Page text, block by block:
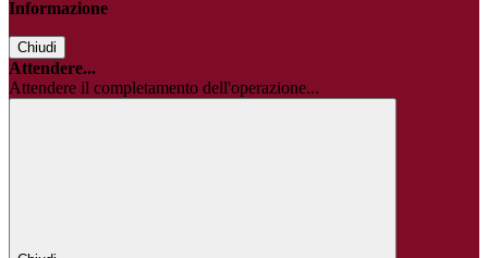
Informazione
Chiudi
Attendere...
Attendere il completamento dell'operazione...